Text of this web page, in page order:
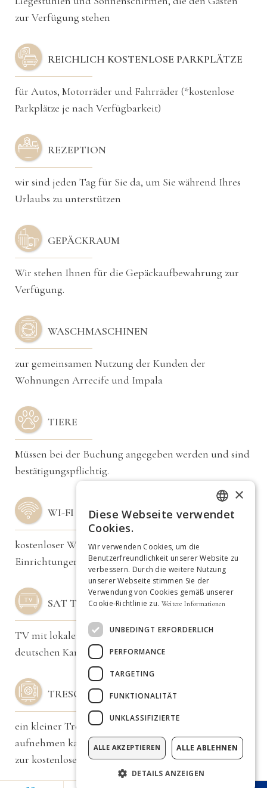
zur Verfügung stehen
REICHLICH KOSTENLOSE PARKPLÄTZE
für Autos, Motorräder und Fahrräder (*kostenlose
Parkplätze je nach Verfügbarkeit)
REZEPTION
wir sind jeden Tag für Sie da, um Sie während Ihres
Urlaubs zu unterstützen
GEPÄCKRAUM
Wir stehen Ihnen für die Gepäckaufbewahrung zur
Verfügung.
WASCHMASCHINEN
zur gemeinsamen Nutzung der Kunden der
Wohnungen Arrecife und Impala
TIERE
Müssen bei der Buchung angegeben werden und sind
bestätigungspflichtig.
WI-FI
kostenloser WiFi-Anschluss in allen unseren
Einrichtungen
SAT TV
TV mit lokalen und wichtigen italienischen und
deutschen Kanälen
TRESOR
ein kleiner Tresor, der kleine PCs und Tablets
aufnehmen kann ist in jeder unserer Einrichtungen
zur kostenlosen Nutzung vorhanden
ITALIAN
SPANISH
ENGLISH
FRENCH
DUTCH
×
Diese Webseite verwendet
Cookies.
Wir verwenden Cookies, um die
Benutzerfreundlichkeit unserer Website zu
verbessern. Durch die weitere Nutzung
unserer Webseite stimmen Sie der
Verwendung von Cookies gemäß unserer
Cookie-Richtlinie zu. Weitere Informationen
UNBEDINGT ERFORDERLICH
PERFORMANCE
TARGETING
FUNKTIONALITÄT
UNKLASSIFIZIERTE
ALLE AKZEPTIEREN ALLE ABLEHNEN
DETAILS ANZEIGEN